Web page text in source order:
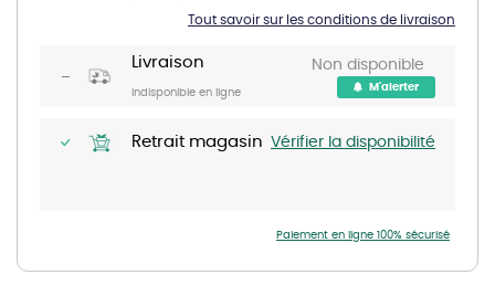
Livraison
Indisponible en ligne
Non disponible
M'alerter
Retrait magasin Vérifier la disponibilité
Tout savoir sur les conditions de livraison
Paiement en ligne 100% sécurisé